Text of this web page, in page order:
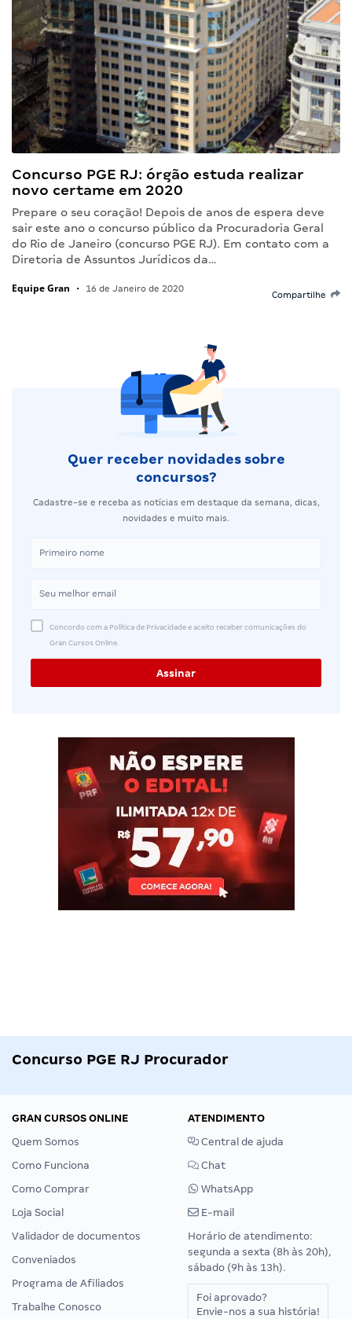
Concurso PGE RJ: órgão estuda realizar
novo certame em 2020
Prepare o seu coração! Depois de anos de espera deve
sair este ano o concurso público da Procuradoria Geral
do Rio de Janeiro (concurso PGE RJ). Em contato com a
Diretoria de Assuntos Jurídicos da…
Equipe Gran • 16 de Janeiro de 2020
Compartilhe
Quer receber novidades sobre
concursos?
Cadastre-se e receba as notícias em destaque da semana, dicas,
novidades e muito mais.
Concordo com a Política de Privacidade e aceito receber comunicações do
Gran Cursos Online.
Concurso PGE RJ Procurador
GRAN CURSOS ONLINE
Quem Somos
Como Funciona
Como Comprar
Loja Social
Validador de documentos
Conveniados
Programa de Afiliados
Trabalhe Conosco
ATENDIMENTO
Central de ajuda
Chat
WhatsApp
E-mail
Horário de atendimento:
segunda a sexta (8h às 20h),
sábado (9h às 13h).
Foi aprovado?
Envie-nos a sua história!